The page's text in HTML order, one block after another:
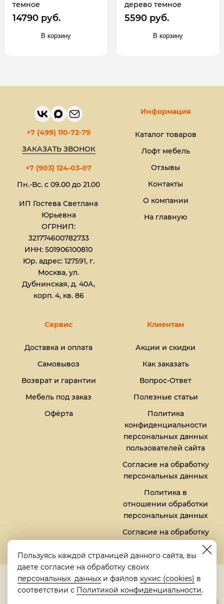
темное
14790 руб.
В корзину
дерево темное
5590 руб.
В корзину
+7 (499) 110-72-79
ЗАКАЗАТЬ ЗВОНОК
+7 (903) 124-03-07
Пн.-Вс. с 09.00 до 21.00
ИП Гостева Светлана
Юрьевна​
ОГРНИП:
321774600782733
ИНН: 501906100810
Юр. адрес: 127591, г.
Москва, ул.
Дубнинская, д. 40А,
корп. 4, кв. 86
Информация
Каталог товаров
Лофт мебель
Отзывы
Контакты
О компании
На главную
Сервис
Доставка и оплата
Самовывоз
Возврат и гарантии
Мебель под заказ
Офёрта
Клиентам
Акции и скидки
Как заказать
Вопрос-Ответ
Полезные статьи
Политика
конфиденциальности
персональных данных
пользователей сайта
Согласие на обработку
персональных данных
Политика в
отношении обработки
персональных данных
Согласие на обработку
файлов кукис (cookies)
5,0
Рейтинг в Яндексе
Пользуясь каждой страницей данного сайта, вы
даете согласие на обработку своих
персональных данных и файлов кукис (cookies) в
соответствии с Политикой конфиденциальности.